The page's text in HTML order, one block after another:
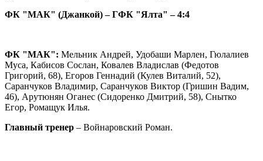
ФК "МАК" (Джанкой) – ГФК "Ялта" – 4:4
ФК "МАК": Мельник Андрей, Удобаши Марлен, Гюлалиев
Муса, Кабисов Сослан, Ковалев Владислав (Федотов
Григорий, 68), Егоров Геннадий (Кулев Виталий, 52),
Саранчуков Владимир, Саранчуков Виктор (Гришин Вадим,
46), Арутюнян Оганес (Сидоренко Дмитрий, 58), Снытко
Егор, Ромащук Илья.
Главный тренер – Войнаровский Роман.